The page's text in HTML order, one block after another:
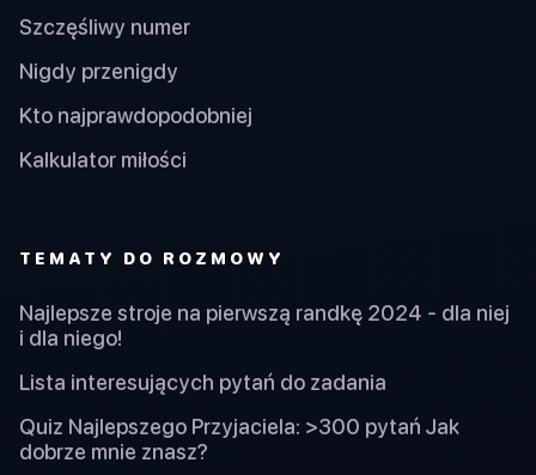
Szczęśliwy numer
Nigdy przenigdy
Kto najprawdopodobniej
Kalkulator miłości
TEMATY DO ROZMOWY
Najlepsze stroje na pierwszą randkę 2024 - dla niej
i dla niego!
Lista interesujących pytań do zadania
Quiz Najlepszego Przyjaciela: >300 pytań Jak
dobrze mnie znasz?